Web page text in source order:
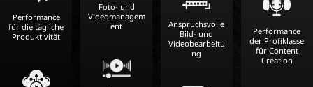
Performance
für die tägliche
Produktivität
Foto- und
Videomanagem
ent
Anspruchsvolle
Bild- und
Videobearbeitu
ng
Performance
der Profiklasse
für Content
Creation